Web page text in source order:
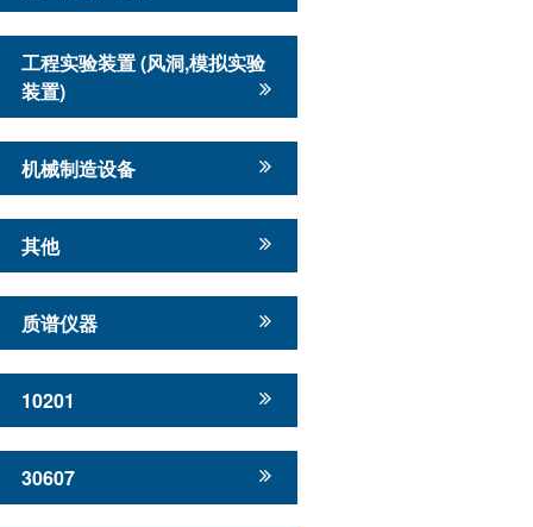
工程实验装置 (风洞,模拟实验
装置)
机械制造设备
其他
质谱仪器
10201
30607